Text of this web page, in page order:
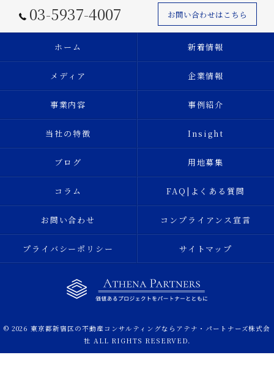
03-5937-4007 お問い合わせはこちら
ホーム 新着情報
メディア 企業情報
事業内容 事例紹介
当社の特徴 Insight
ブログ 用地募集
コラム FAQ|よくある質問
お問い合わせ コンプライアンス宣言
プライバシーポリシー サイトマップ
© 2026 東京都新宿区の不動産コンサルティングならアテナ・パートナーズ株式会
社 ALL RIGHTS RESERVED.